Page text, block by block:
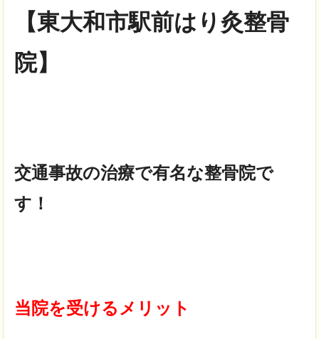
【東大和市駅前はり灸整骨
院】
交通事故の治療で有名な整骨院で
す！
当院を受けるメリット